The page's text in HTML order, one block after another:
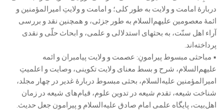
دربارۀ امامت و ولایت به طور کلی؛ و امامت و ولایتِ امیرالمؤمنین و
ائمۀ معصومین علیهم‌السلام به طور جزئی، و همچنین نقد و بررسی
آراء اهل سنّت، به بحثهای استدلالی و علمی، و ابحاث حلّی و نقدی
پرداخته‌اند.
• مباحثی مبسوط پیرامونِ: عصمت و ولایت پیامبران و ائمه
علیهم‌السلام، شرح و بسط معنای ولایت تکوینی، وصایت و اعلمیتِ
امیرالمؤمنین علیه‌السلام، بحثی مبسوط دربارۀ غدیر در چهار مجلد،
شناخت شیعه، تقدم شیعه در تدوین علوم، قیام‌های شیعه در زمان
اهل‌بیت، پایگاه علمی امام صادق علیه‌السلام و پیرامون جعل حدیث.